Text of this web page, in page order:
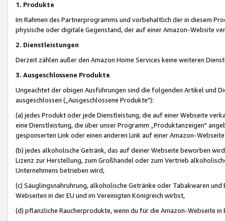
1. Produkte
Im Rahmen des Partnerprogramms und vorbehaltlich der in diesem
physische oder digitale Gegenstand, der auf einer Amazon-Website
2. Dienstleistungen
Derzeit zählen außer den Amazon Home Services keine weiteren
3. Ausgeschlossene Produkte
Ungeachtet der obigen Ausführungen sind die folgenden Artikel und
ausgeschlossen („Ausgeschlossene Produkte"):
(a) jedes Produkt oder jede Dienstleistung, die auf einer Webseite
eine Dienstleistung, die über unser Programm „Produktanzeigen"
gesponserten Link oder einen anderen Link auf einer Amazon-
(b) jedes alkoholische Getränk, das auf deiner Webseite beworben
Lizenz zur Herstellung, zum Großhandel oder zum Vertrieb
Unternehmens betrieben wird,
(c) Säuglingsnahruhrung, alkoholische Getränke oder Tabakwaren
Webseiten in der EU und im Vereinigten Königreich wirbst,
(d) pflanzliche Raucherprodukte, wenn du für die Amazon-Webseite in